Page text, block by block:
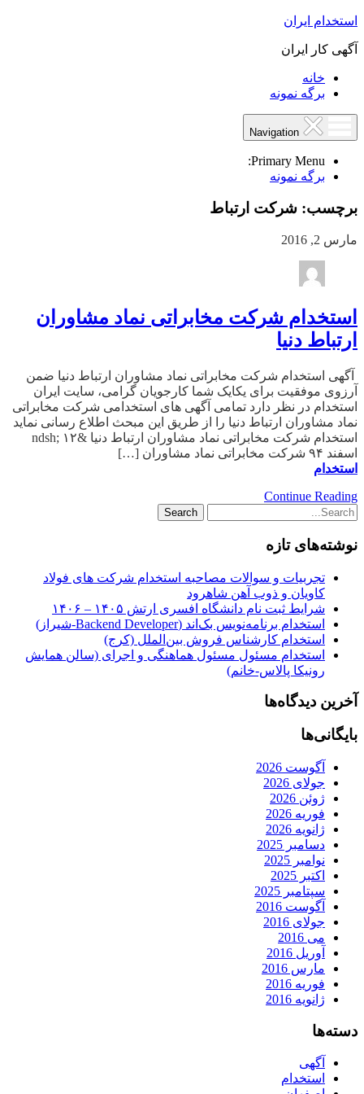
استخدام ایران
آگهی کار ایران
خانه
برگه نمونه
Primary Menu:
برگه نمونه
برچسب: شرکت ارتباط
مارس 2, 2016
استخدام شرکت مخابراتی نماد مشاوران
ارتباط دنیا
آگهی استخدام شرکت مخابراتی نماد مشاوران ارتباط دنیا ضمن
آرزوی موفقیت برای یکایک شما کارجویان گرامی، سایت ایران
استخدام در نظر دارد تمامی آگهی های استخدامی شرکت مخابراتی
نماد مشاوران ارتباط دنیا را از طریق این مبحث اطلاع رسانی نماید
استخدام شرکت مخابراتی نماد مشاوران ارتباط دنیا &ndsh; ۱۲
اسفند ۹۴ شرکت مخابراتی نماد مشاوران […]
استخدام
Continue Reading
نوشته‌های تازه
تجربیات و سوالات مصاحبه استخدام شرکت های فولاد
کاویان و ذوب آهن شاهرود
شرایط ثبت نام دانشگاه افسری ارتش ۱۴۰۵ – ۱۴۰۶
استخدام برنامه‌نویس بک‌اند (Backend Developer-شیراز)
استخدام کارشناس فروش بین‌الملل (کرج)
استخدام مسئول مسئول هماهنگی و اجرای (سالن همایش
رونیکا پالاس-خانم)
آخرین دیدگاه‌ها
بایگانی‌ها
آگوست 2026
جولای 2026
ژوئن 2026
فوریه 2026
ژانویه 2026
دسامبر 2025
نوامبر 2025
اکتبر 2025
سپتامبر 2025
آگوست 2016
جولای 2016
می 2016
آوریل 2016
مارس 2016
فوریه 2016
ژانویه 2016
دسته‌ها
آگهی
استخدام